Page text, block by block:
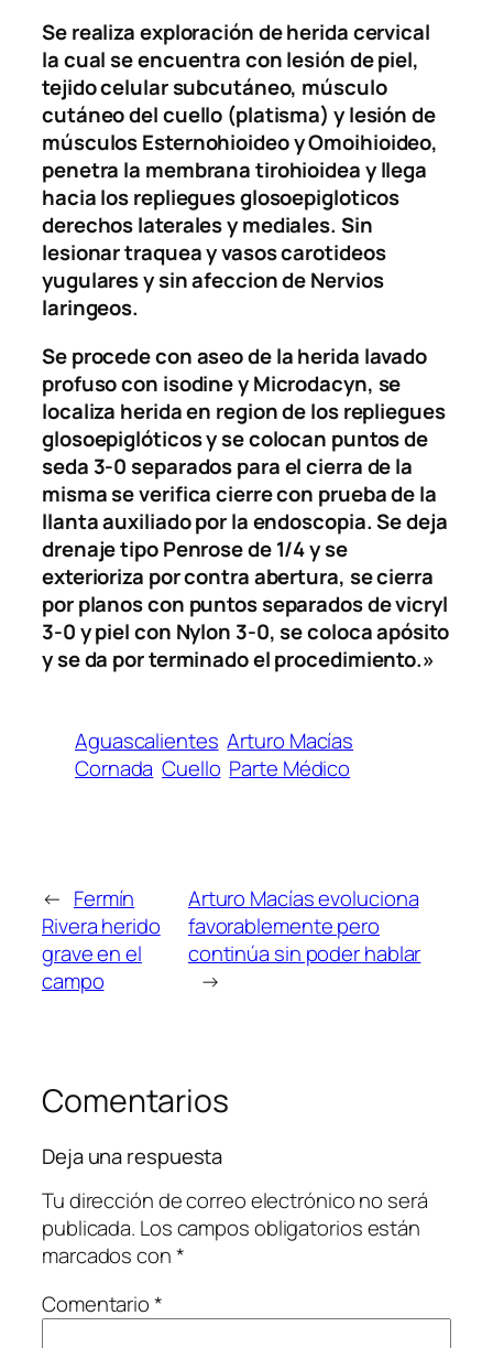
Se realiza exploración de herida cervical
la cual se encuentra con lesión de piel,
tejido celular subcutáneo, músculo
cutáneo del cuello (platisma) y lesión de
músculos Esternohioideo y Omoihioideo,
penetra la membrana tirohioidea y llega
hacia los repliegues glosoepigloticos
derechos laterales y mediales. Sin
lesionar traquea y vasos carotideos
yugulares y sin afeccion de Nervios
laringeos.
Se procede con aseo de la herida lavado
profuso con isodine y Microdacyn, se
localiza herida en region de los repliegues
glosoepiglóticos y se colocan puntos de
seda 3-0 separados para el cierra de la
misma se verifica cierre con prueba de la
llanta auxiliado por la endoscopia. Se deja
drenaje tipo Penrose de 1/4 y se
exterioriza por contra abertura, se cierra
por planos con puntos separados de vicryl
3-0 y piel con Nylon 3-0, se coloca apósito
y se da por terminado el procedimiento.»
Aguascalientes Arturo Macías
Cornada Cuello Parte Médico
← Fermín
Rivera herido
grave en el
campo
Arturo Macías evoluciona
favorablemente pero
continúa sin poder hablar
→
Comentarios
Deja una respuesta
Tu dirección de correo electrónico no será
publicada. Los campos obligatorios están
marcados con*
Comentario*